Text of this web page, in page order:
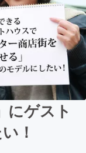
にゲスト
！